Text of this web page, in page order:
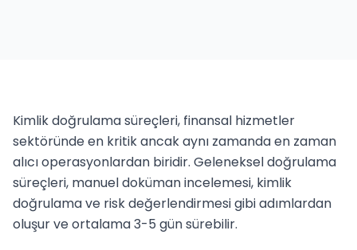
Kimlik doğrulama süreçleri, finansal hizmetler
sektöründe en kritik ancak aynı zamanda en zaman
alıcı operasyonlardan biridir. Geleneksel doğrulama
süreçleri, manuel doküman incelemesi, kimlik
doğrulama ve risk değerlendirmesi gibi adımlardan
oluşur ve ortalama 3-5 gün sürebilir.